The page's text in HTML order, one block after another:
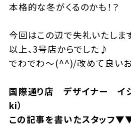
本格的な冬がくるのかも！？
今回はこの辺で失礼いたしま
以上、3号店からでした♪
でわでわ～(^^)/改めて良い
国際通り店 デザイナー イ
ki）
この記事を書いたスタッフ